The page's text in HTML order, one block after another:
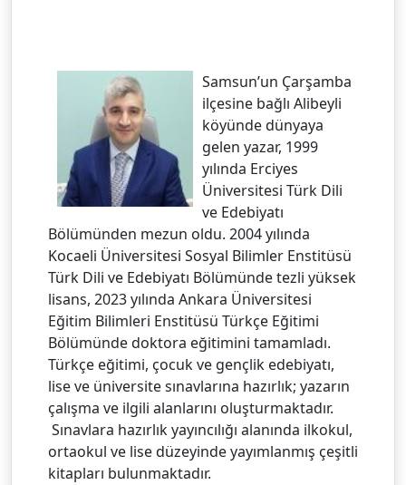
Samsun’un Çarşamba
ilçesine bağlı Alibeyli
köyünde dünyaya
gelen yazar, 1999
yılında Erciyes
Üniversitesi Türk Dili
ve Edebiyatı
Bölümünden mezun oldu. 2004 yılında
Kocaeli Üniversitesi Sosyal Bilimler Enstitüsü
Türk Dili ve Edebiyatı Bölümünde tezli yüksek
lisans, 2023 yılında Ankara Üniversitesi
Eğitim Bilimleri Enstitüsü Türkçe Eğitimi
Bölümünde doktora eğitimini tamamladı.
Türkçe eğitimi, çocuk ve gençlik edebiyatı,
lise ve üniversite sınavlarına hazırlık; yazarın
çalışma ve ilgili alanlarını oluşturmaktadır.
Sınavlara hazırlık yayıncılığı alanında ilkokul,
ortaokul ve lise düzeyinde yayımlanmış çeşitli
kitapları bulunmaktadır.